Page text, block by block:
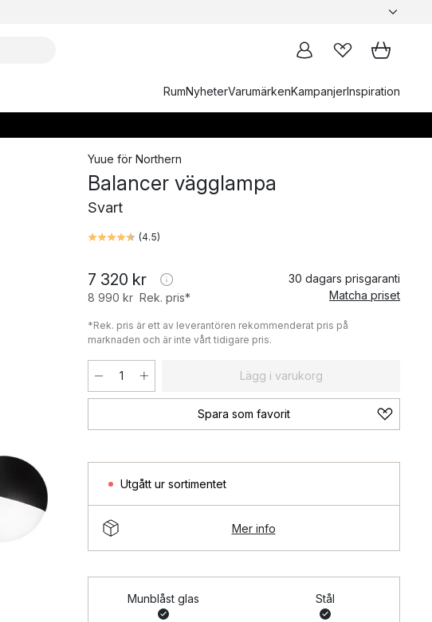
RumNyheterVarumärkenKampanjerInspiration
Yuue för Northern
Balancer vägglampa
Svart
(4.5)
7 320 kr
8 990 kr Rek. pris*
30 dagars prisgaranti
Matcha priset
*Rek. pris är ett av leverantören rekommenderat pris på
marknaden och är inte vårt tidigare pris.
Lägg i varukorg
Spara som favorit
Utgått ur sortimentet
Mer info
Munblåst glas Stål